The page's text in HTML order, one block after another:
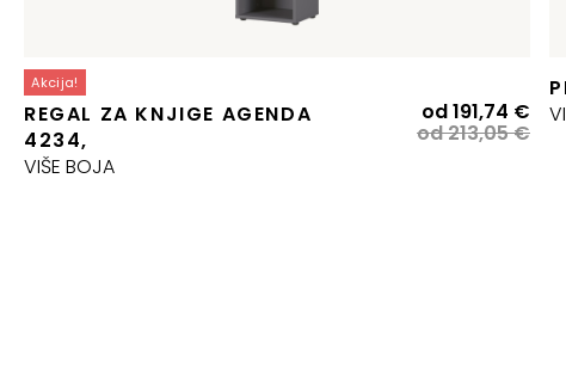
Akcija!
REGAL ZA KNJIGE AGENDA
4234,
VIŠE BOJA
od213,05€
od191,74 €